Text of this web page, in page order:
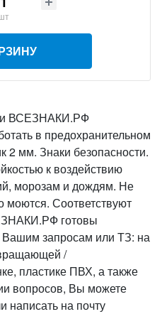
ВСЕЗНАКИ.РФ
в предохранительном
2 мм. Знаки безопасности.
к воздействию
морозам и дождям. Не
моются. Соответствуют
готовы
Вашим запросам или ТЗ: на
/
пластике ПВХ, а также
вопросов, Вы можете
написать на почту